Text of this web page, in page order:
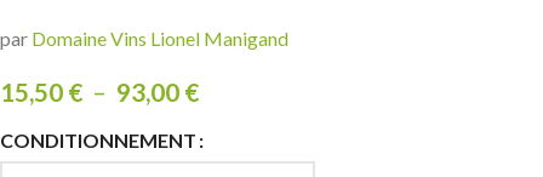
par Domaine Vins Lionel Manigand
15,50 € – 93,00 €
CONDITIONNEMENT